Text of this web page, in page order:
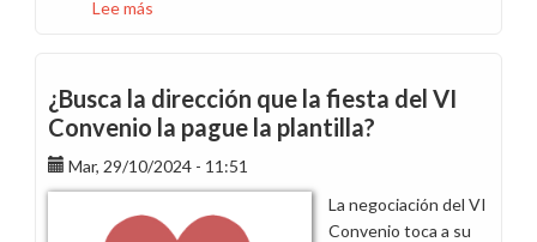
Lee más
conjunta
con
SIE
del
balance
de
¿Busca la dirección que la fiesta del VI
Convenio la pague la plantilla?
Mar, 29/10/2024 - 11:51
La negociación del VI
Convenio toca a su